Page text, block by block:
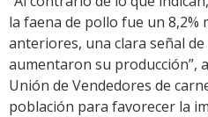
la faena de pollo fue un 8,2%
anteriores, una clara señal
aumentaron su producción”,
Unión de Vendedores de
población para favorecer la